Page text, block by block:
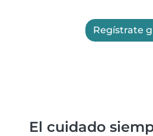
Regístrate
El cuidado